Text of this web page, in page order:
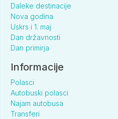
Daleke destinacije
Nova godina
Uskrs i 1. maj
Dan državnosti
Dan primirja
Informacije
Polasci
Autobuski polasci
Najam autobusa
Transferi